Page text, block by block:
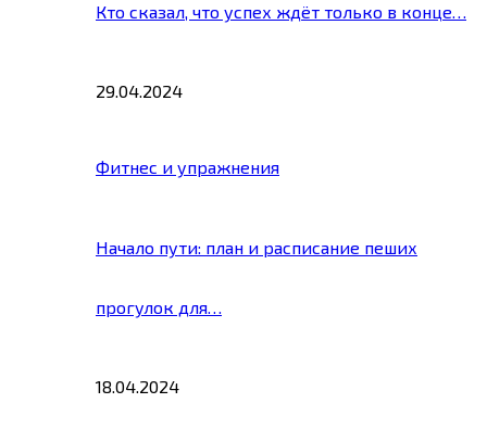
Кто сказал, что успех ждёт только в конце…
29.04.2024
Фитнес и упражнения
Начало пути: план и расписание пеших
прогулок для…
18.04.2024